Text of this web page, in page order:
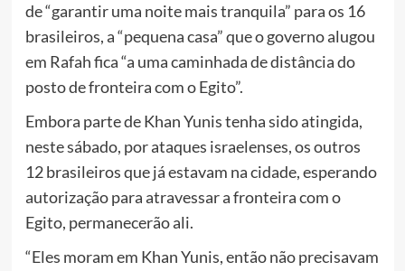
de “garantir uma noite mais tranquila” para os 16
brasileiros, a “pequena casa” que o governo alugou
em Rafah fica “a uma caminhada de distância do
posto de fronteira com o Egito”.
Embora parte de Khan Yunis tenha sido atingida,
neste sábado, por ataques israelenses, os outros
12 brasileiros que já estavam na cidade, esperando
autorização para atravessar a fronteira com o
Egito, permanecerão ali.
“Eles moram em Khan Yunis, então não precisavam